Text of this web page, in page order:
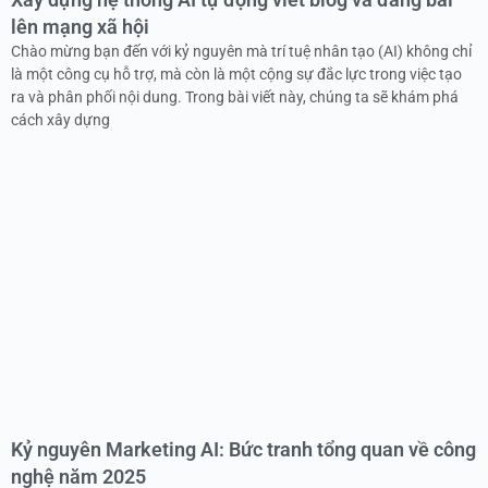
lên mạng xã hội
Chào mừng bạn đến với kỷ nguyên mà trí tuệ nhân tạo (AI) không chỉ
là một công cụ hỗ trợ, mà còn là một cộng sự đắc lực trong việc tạo
ra và phân phối nội dung. Trong bài viết này, chúng ta sẽ khám phá
cách xây dựng
Kỷ nguyên Marketing AI: Bức tranh tổng quan về công
nghệ năm 2025